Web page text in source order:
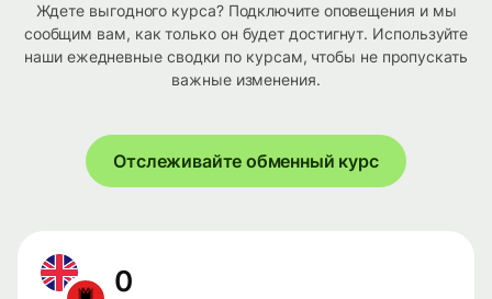
Ждете выгодного курса? Подключите оповещения и мы
сообщим вам, как только он будет достигнут. Используйте
наши ежедневные сводки по курсам, чтобы не пропускать
важные изменения.
Отслеживайте обменный курс
0